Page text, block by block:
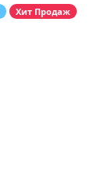
Хит Продаж